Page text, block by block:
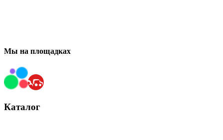
Мы на площадках
Каталог